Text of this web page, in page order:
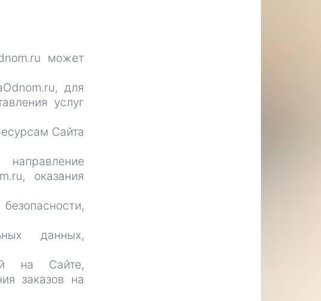
может
для
услуг
Сайта
оказания
данных,
на Сайте,
заказов на